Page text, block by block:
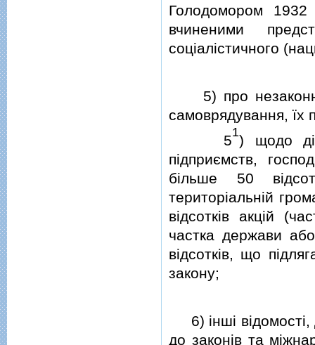
Голодомором
вчиненими
соцiалiстичного
5) про незаконнi
самоврядування, їх
51) щодо
пiдприємств,
бiльше 50
територiальнiй
вiдсоткiв акцiй
частка держави
вiдсоткiв, що
закону;
6) iншi вiдомостi,
до законiв та